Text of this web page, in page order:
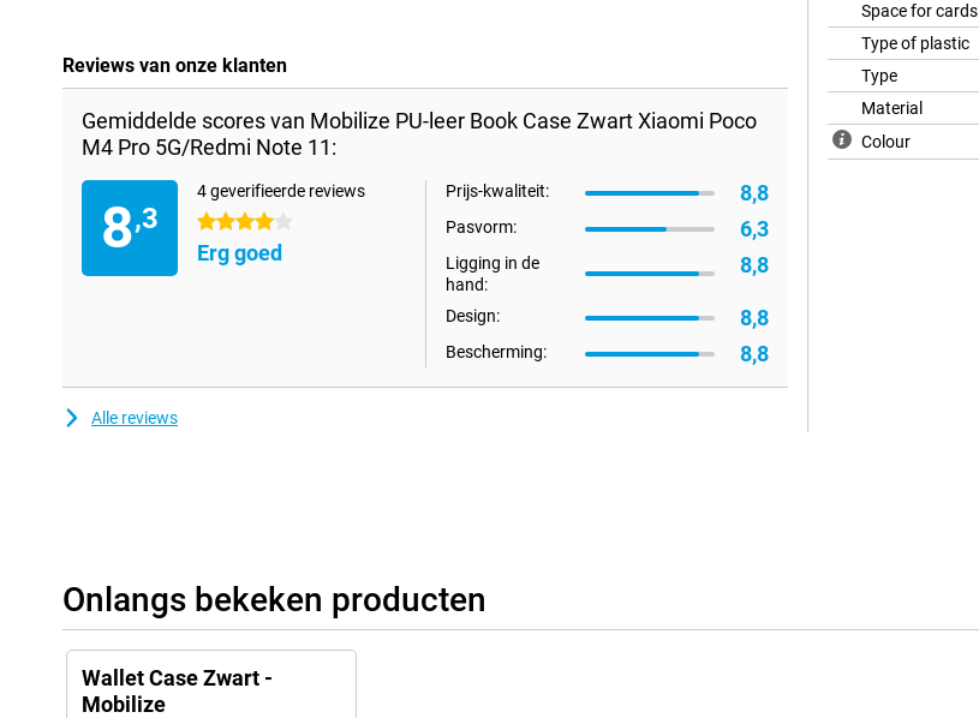
Reviews van onze klanten
Gemiddelde scores van Mobilize PU-leer Book Case Zwart Xiaomi Poco
M4 Pro 5G/Redmi Note 11:
8,3
4 geverifieerde reviews
4 sterren
Erg goed
Prijs-kwaliteit: 8,8
Pasvorm: 6,3
Ligging in de
hand:
8,8
Design: 8,8
Bescherming: 8,8
Alle reviews
Space for cards
Type of plastic
Type
Material
Colour
Onlangs bekeken producten
Wallet Case Zwart -
Mobilize